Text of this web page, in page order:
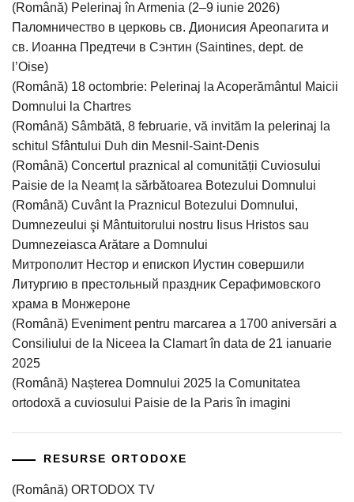
(Română) Pelerinaj în Armenia (2–9 iunie 2026)
Паломничество в церковь св. Дионисия Ареопагита и
св. Иоанна Предтечи в Сэнтин (Saintines, dept. de
l’Оise)
(Română) 18 octombrie: Pelerinaj la Acoperământul Maicii
Domnului la Chartres
(Română) Sâmbătă, 8 februarie, vă invităm la pelerinaj la
schitul Sfântului Duh din Mesnil-Saint-Denis
(Română) Concertul praznical al comunității Cuviosului
Paisie de la Neamț la sărbătoarea Botezului Domnului
(Română) Cuvânt la Praznicul Botezului Domnului,
Dumnezeului şi Mântuitorului nostru Iisus Hristos sau
Dumnezeiasca Arătare a Domnului
Митрополит Нестор и епископ Иустин совершили
Литургию в престольный праздник Серафимовского
храма в Монжероне
(Română) Eveniment pentru marcarea a 1700 aniversări a
Consiliului de la Niceea la Clamart în data de 21 ianuarie
2025
(Română) Nașterea Domnului 2025 la Comunitatea
ortodoxă a cuviosului Paisie de la Paris în imagini
RESURSE ORTODOXE
(Română) ORTODOX TV